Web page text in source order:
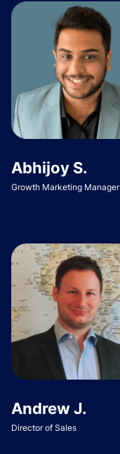
Abhijoy S.
Growth Marketing Manager
Andrew J.
Director of Sales